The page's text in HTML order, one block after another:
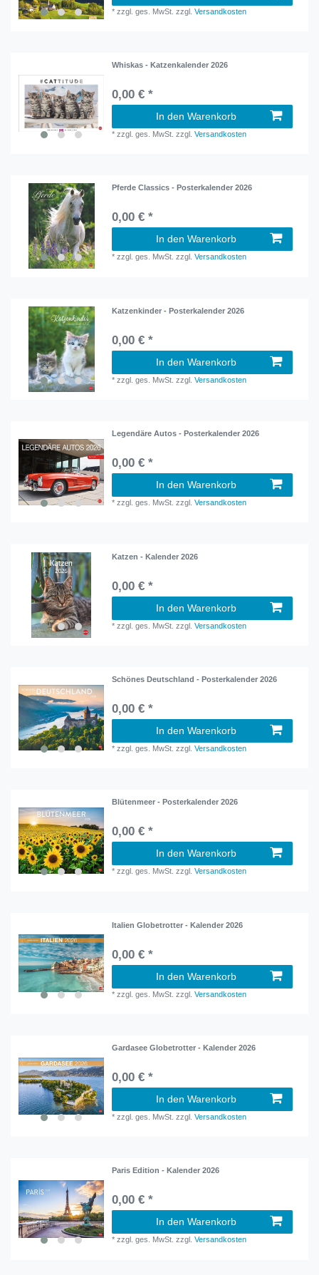
*zzgl. ges. MwSt. zzgl.Versandkosten
Whiskas - Katzenkalender 2026
0,00 € *
In den Warenkorb
*zzgl. ges. MwSt. zzgl.Versandkosten
Pferde Classics - Posterkalender 2026
0,00 € *
In den Warenkorb
*zzgl. ges. MwSt. zzgl.Versandkosten
Katzenkinder - Posterkalender 2026
0,00 € *
In den Warenkorb
*zzgl. ges. MwSt. zzgl.Versandkosten
Legendäre Autos - Posterkalender 2026
0,00 € *
In den Warenkorb
*zzgl. ges. MwSt. zzgl.Versandkosten
Katzen - Kalender 2026
0,00 € *
In den Warenkorb
*zzgl. ges. MwSt. zzgl.Versandkosten
Schönes Deutschland - Posterkalender 2026
0,00 € *
In den Warenkorb
*zzgl. ges. MwSt. zzgl.Versandkosten
Blütenmeer - Posterkalender 2026
0,00 € *
In den Warenkorb
*zzgl. ges. MwSt. zzgl.Versandkosten
Italien Globetrotter - Kalender 2026
0,00 € *
In den Warenkorb
*zzgl. ges. MwSt. zzgl.Versandkosten
Gardasee Globetrotter - Kalender 2026
0,00 € *
In den Warenkorb
*zzgl. ges. MwSt. zzgl.Versandkosten
Paris Edition - Kalender 2026
0,00 € *
In den Warenkorb
*zzgl. ges. MwSt. zzgl.Versandkosten